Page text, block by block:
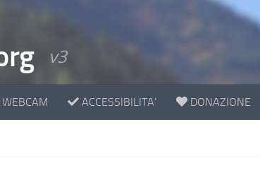
v3
WEBCAM ACCESSIBILITA’ DONAZIONE